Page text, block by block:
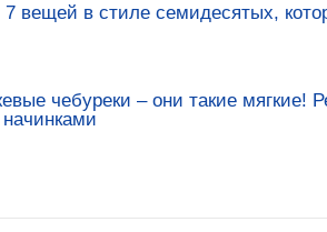
7 вещей в стиле семидесятых,
чебуреки – они такие мягкие!